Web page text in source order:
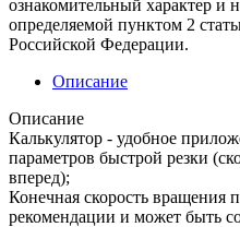
ознакомительный характер и
определяемой пунктом 2
Российской Федерации.
Описание
Описание
Калькулятор - удобное
параметров быстрой резки
вперед);
Конечная скорость вращения
рекомендации и может быть